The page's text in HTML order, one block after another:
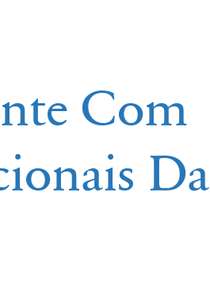
Com
Da